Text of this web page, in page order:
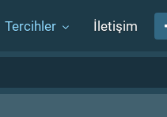
Tercihler İletişim